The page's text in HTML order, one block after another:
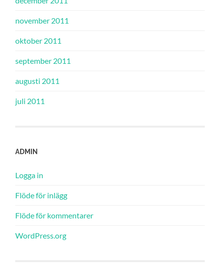
november 2011
oktober 2011
september 2011
augusti 2011
juli 2011
ADMIN
Logga in
Flöde för inlägg
Flöde för kommentarer
WordPress.org